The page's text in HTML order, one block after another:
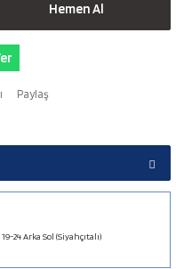
Hemen Al
Paylaş
24 Arka Sol (Siyahçıtalı)